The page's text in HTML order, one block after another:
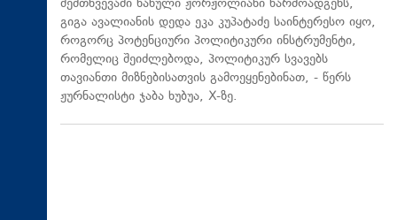
შემთხვევაში ნანული ჟორჟოლიანი წარმოადგენს,
გიგა ავალიანის დედა ეკა კუპატაძე საინტერესო იყო,
როგორც პოტენციური პოლიტიკური ინსტრუმენტი,
რომელიც შეიძლებოდა, პოლიტიკურ სვავებს
თავიანთი მიზნებისათვის გამოეყენებინათ, - წერს
ჟურნალისტი ჯაბა ხუბუა, X-ზე.